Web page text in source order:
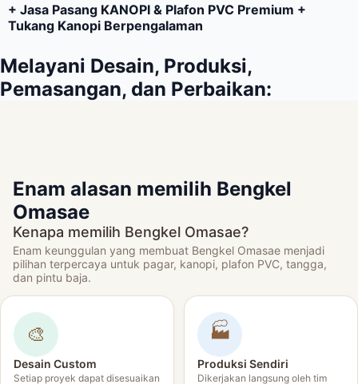
+ Jasa Pasang KANOPI & Plafon PVC Premium +
Tukang Kanopi Berpengalaman
Melayani Desain, Produksi,
Pemasangan, dan Perbaikan:
Enam alasan memilih Bengkel
Omasae
Kenapa memilih Bengkel Omasae?
Enam keunggulan yang membuat Bengkel Omasae menjadi
pilihan terpercaya untuk pagar, kanopi, plafon PVC, tangga,
dan pintu baja.
🎨
Desain Custom
Setiap proyek dapat disesuaikan
🏭
Produksi Sendiri
Dikerjakan langsung oleh tim